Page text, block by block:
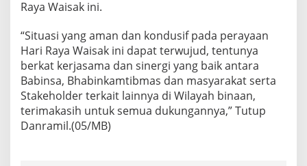
o
r
o
b
u
d
u
Raya Waisak ini.
“Situasi yang aman dan kondusif pada perayaan
Hari Raya Waisak ini dapat terwujud, tentunya
berkat kerjasama dan sinergi yang baik antara
Babinsa, Bhabinkamtibmas dan masyarakat serta
Stakeholder terkait lainnya di Wilayah binaan,
terimakasih untuk semua dukungannya,” Tutup
Danramil.(05/MB)